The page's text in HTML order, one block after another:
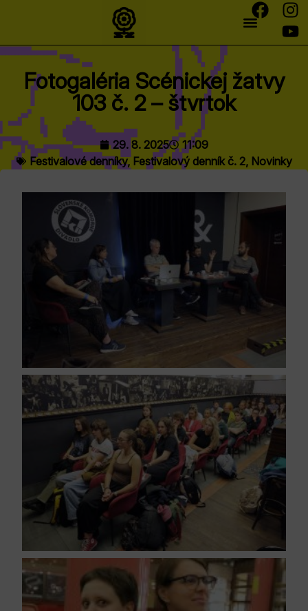
Fotogaléria Scénickej žatvy
103 č. 2 – štvrtok
29. 8. 2025
11:09
Festivalové denníky, Festivalový denník č. 2, Novinky